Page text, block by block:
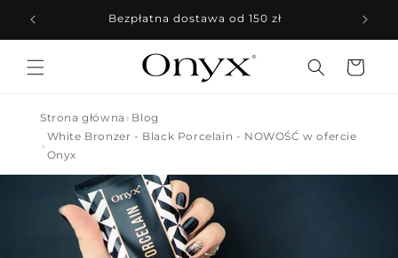
do
Bezpłatna dostawa od 150 zł
Koszyk
Strona główna
Blog
White Bronzer - Black Porcelain - NOWOŚĆ w ofercie
Onyx